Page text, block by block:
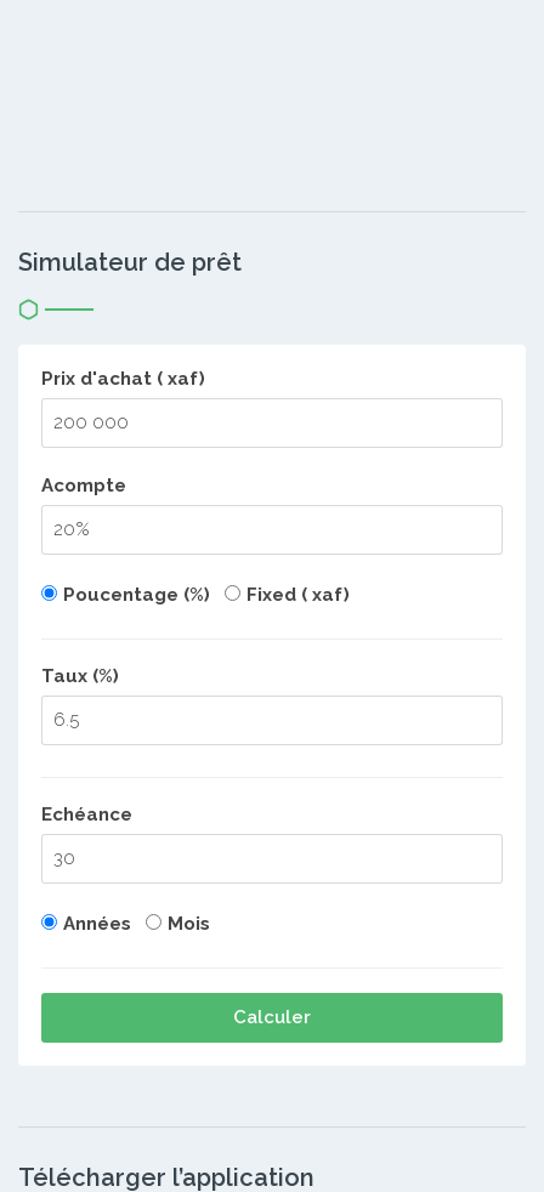
Simulateur de prêt
Prix d'achat ( xaf)
Acompte
Poucentage (%) Fixed ( xaf)
Taux (%)
Echéance
Années Mois
Calculer
Télécharger l’application